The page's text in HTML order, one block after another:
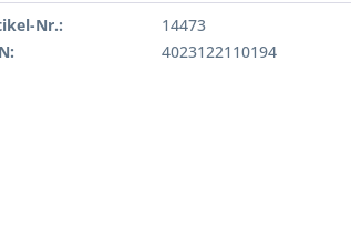
Nr.:
14473
4023122110194